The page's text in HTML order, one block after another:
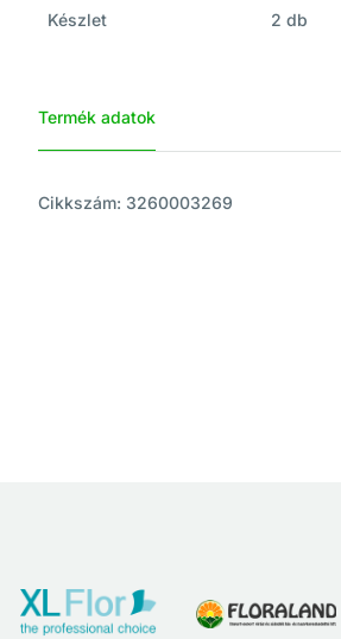
Készlet 2 db
Termék adatok
Cikkszám: 3260003269